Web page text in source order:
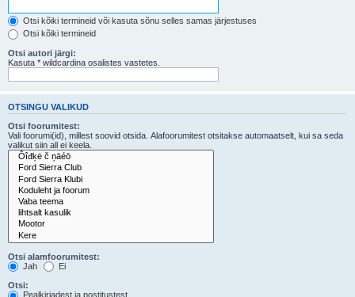
Otsi kõiki termineid või kasuta sõnu selles samas järjestuses
Otsi kõiki termineid
Otsi autori järgi:
Kasuta * wildcardina osalistes vastetes.
OTSINGU VALIKUD
Otsi foorumitest:
Vali foorumi(id), millest soovid otsida. Alafoorumitest otsitakse automaatselt, kui sa seda
valikut siin all ei keela.
Otsi alamfoorumitest:
Jah
Ei
Otsi:
Pealkirjadest ja postitustest